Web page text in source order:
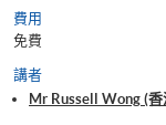
費用
免費
講者
Mr Russell Wong (